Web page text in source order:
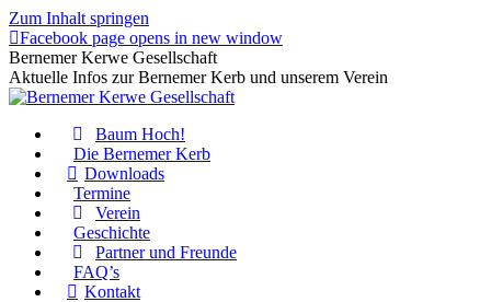
Zum Inhalt springen
Facebook page opens in new window
Bernemer Kerwe Gesellschaft
Aktuelle Infos zur Bernemer Kerb und unserem Verein
Baum Hoch!
Die Bernemer Kerb
Downloads
Termine
Verein
Geschichte
Partner und Freunde
FAQ’s
Kontakt